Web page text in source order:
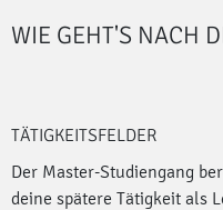
WIE GEHT'S NACH
TÄTIGKEITSFELDER
Der Master-Studiengang
deine spätere Tätigkeit als